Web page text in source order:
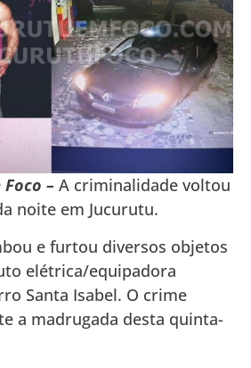
– A criminalidade voltou
noite em Jucurutu.
e furtou diversos objetos
elétrica/equipadora
Santa Isabel. O crime
a madrugada desta quinta-